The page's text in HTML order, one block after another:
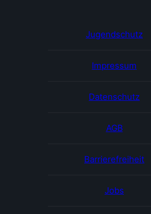
Jugendschutz
Impressum
Datenschutz
AGB
Barrierefreiheit
Jobs